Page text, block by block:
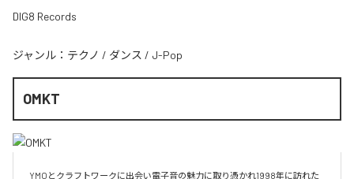
DIG8 Records
ジャンル： テクノ / ダンス / J-Pop
OMKT
YMOとクラフトワークに出会い電子音の魅力に取り憑かれ1998年に訪れた